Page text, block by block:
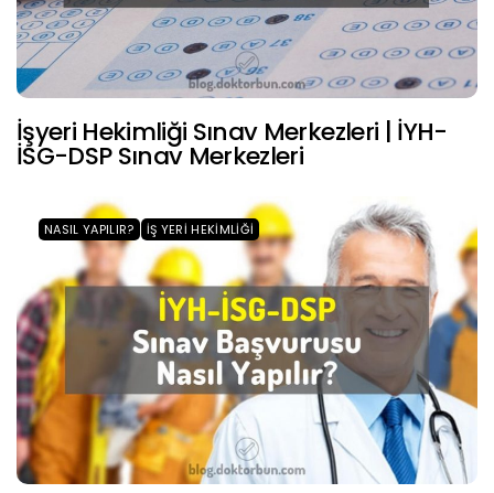
İşyeri Hekimliği Sınav Merkezleri | İYH-
İSG-DSP Sınav Merkezleri
NASIL YAPILIR? İŞ YERI HEKIMLIĞI